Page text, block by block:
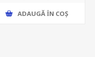
ADAUGĂ ȊN COŞ